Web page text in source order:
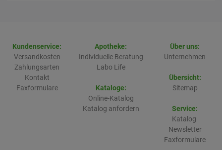
Kundenservice:
Versandkosten
Zahlungsarten
Kontakt
Faxformulare
Apotheke:
Individuelle Beratung
Labo Life
Kataloge:
Online-Katalog
Katalog anfordern
Über uns:
Unternehmen
Übersicht:
Sitemap
Service:
Katalog
Newsletter
Faxformulare